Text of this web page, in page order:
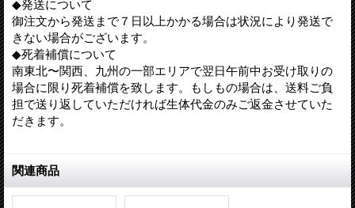
◆発送について
御注文から発送まで７日以上かかる場合は状況により発送で
きない場合がございます。
◆死着補償について
南東北〜関西、九州の一部エリアで翌日午前中お受け取りの
場合に限り死着補償を致します。もしもの場合は、送料ご負
担で送り返していただければ生体代金のみご返金させていた
だきます。
関連商品